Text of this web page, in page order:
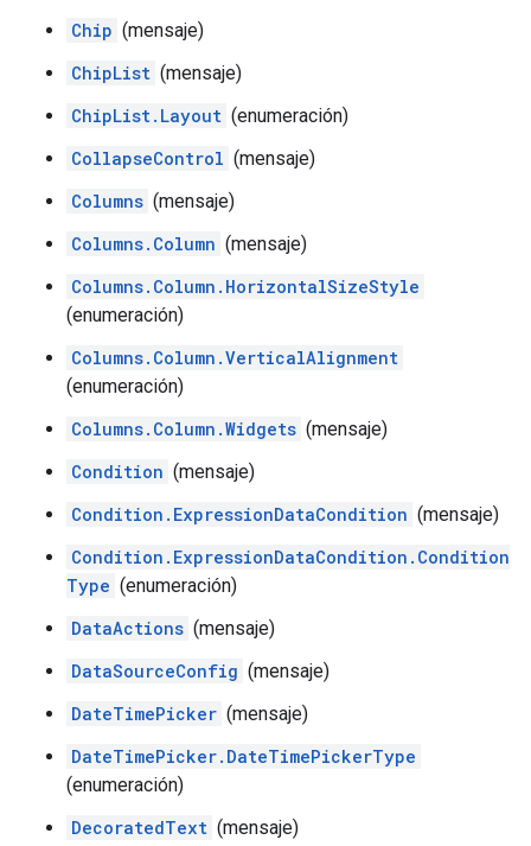
Chip (mensaje)
ChipList (mensaje)
ChipList.Layout (enumeración)
CollapseControl (mensaje)
Columns (mensaje)
Columns.Column (mensaje)
Columns.Column.HorizontalSizeStyle
(enumeración)
Columns.Column.VerticalAlignment
(enumeración)
Columns.Column.Widgets (mensaje)
Condition (mensaje)
Condition.ExpressionDataCondition (mensaje)
Condition.ExpressionDataCondition.Condition
Type (enumeración)
DataActions (mensaje)
DataSourceConfig (mensaje)
DateTimePicker (mensaje)
DateTimePicker.DateTimePickerType
(enumeración)
DecoratedText (mensaje)